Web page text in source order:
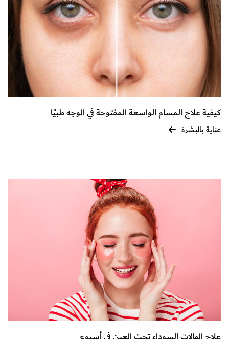
كيفية علاج المسام الواسعة المفتوحة في الوجه طبيًا
عناية بالبشرة